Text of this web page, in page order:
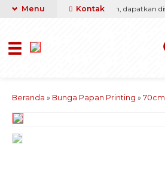
yang terbaik & termurah, dapatkan
Menu Kontak
Beranda » Bunga Papan Printing »